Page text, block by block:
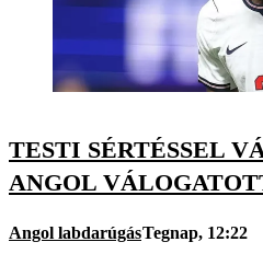
TESTI SÉRTÉSSEL
ANGOL
Angol labdarúgásTegnap, 12:22